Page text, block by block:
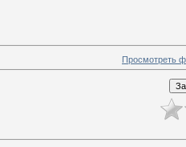
Просмотреть